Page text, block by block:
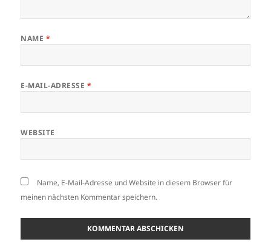
NAME *
E-MAIL-ADRESSE *
WEBSITE
Name, E-Mail-Adresse und Website in diesem Browser für
meinen nächsten Kommentar speichern.